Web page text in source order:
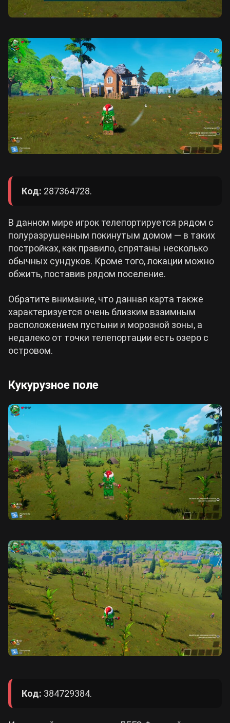
Код: 287364728.
В данном мире игрок телепортируется рядом с
полуразрушенным покинутым домом — в таких
постройках, как правило, спрятаны несколько
обычных сундуков. Кроме того, локации можно
обжить, поставив рядом поселение.
Обратите внимание, что данная карта также
характеризуется очень близким взаимным
расположением пустыни и морозной зоны, а
недалеко от точки телепортации есть озеро с
островом.
Кукурузное поле
Код: 384729384.